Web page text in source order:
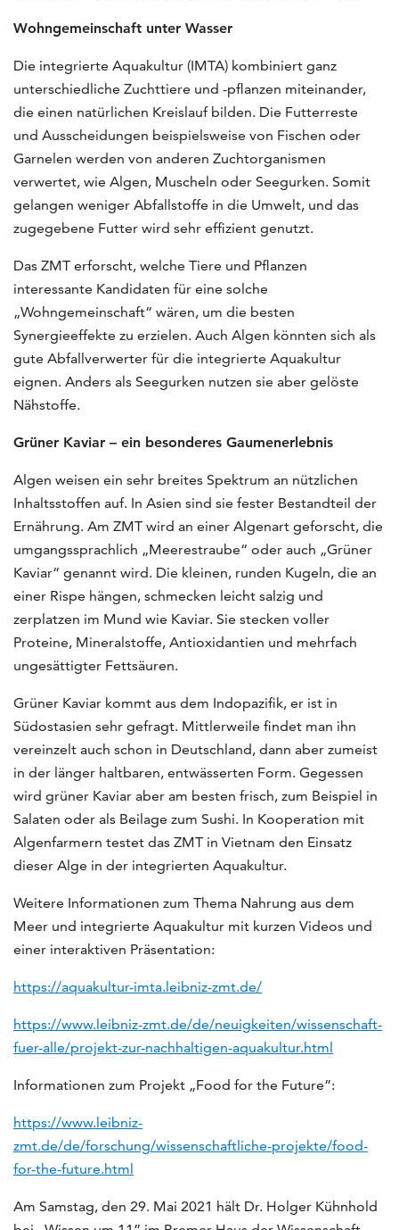
Wohngemeinschaft unter Wasser
Die integrierte Aquakultur (IMTA) kombiniert ganz
unterschiedliche Zuchttiere und -pflanzen miteinander,
die einen natürlichen Kreislauf bilden. Die Futterreste
und Ausscheidungen beispielsweise von Fischen oder
Garnelen werden von anderen Zuchtorganismen
verwertet, wie Algen, Muscheln oder Seegurken. Somit
gelangen weniger Abfallstoffe in die Umwelt, und das
zugegebene Futter wird sehr effizient genutzt.
Das ZMT erforscht, welche Tiere und Pflanzen
interessante Kandidaten für eine solche
„Wohngemeinschaft“ wären, um die besten
Synergieeffekte zu erzielen. Auch Algen könnten sich als
gute Abfallverwerter für die integrierte Aquakultur
eignen. Anders als Seegurken nutzen sie aber gelöste
Nähstoffe.
Grüner Kaviar – ein besonderes Gaumenerlebnis
Algen weisen ein sehr breites Spektrum an nützlichen
Inhaltsstoffen auf. In Asien sind sie fester Bestandteil der
Ernährung. Am ZMT wird an einer Algenart geforscht, die
umgangssprachlich „Meerestraube“ oder auch „Grüner
Kaviar“ genannt wird. Die kleinen, runden Kugeln, die an
einer Rispe hängen, schmecken leicht salzig und
zerplatzen im Mund wie Kaviar. Sie stecken voller
Proteine, Mineralstoffe, Antioxidantien und mehrfach
ungesättigter Fettsäuren.
Grüner Kaviar kommt aus dem Indopazifik, er ist in
Südostasien sehr gefragt. Mittlerweile findet man ihn
vereinzelt auch schon in Deutschland, dann aber zumeist
in der länger haltbaren, entwässerten Form. Gegessen
wird grüner Kaviar aber am besten frisch, zum Beispiel in
Salaten oder als Beilage zum Sushi. In Kooperation mit
Algenfarmern testet das ZMT in Vietnam den Einsatz
dieser Alge in der integrierten Aquakultur.
Weitere Informationen zum Thema Nahrung aus dem
Meer und integrierte Aquakultur mit kurzen Videos und
einer interaktiven Präsentation:
https://aquakultur-imta.leibniz-zmt.de/
https://www.leibniz-zmt.de/de/neuigkeiten/wissenschaft-
fuer-alle/projekt-zur-nachhaltigen-aquakultur.html
Informationen zum Projekt „Food for the Future”:
https://www.leibniz-
zmt.de/de/forschung/wissenschaftliche-projekte/food-
for-the-future.html
Am Samstag, den 29. Mai 2021 hält Dr. Holger Kühnhold